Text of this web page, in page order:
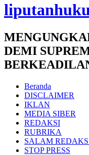
DEMI
Beranda
DISCLAIMER
IKLAN
MEDIA SIBER
REDAKSI
RUBRIKA
SALAM
STOP PRESS